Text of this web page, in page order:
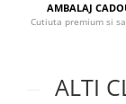
AMBALAJ
Cutiuta premium si
ALTI